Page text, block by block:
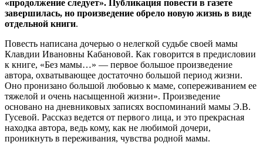
«продолжение следует». Публикация повести в газете
завершилась, но произведение обрело новую жизнь в виде
отдельной книги.
Повесть написана дочерью о нелегкой судьбе своей мамы
Клавдии Ивановны Кабановой. Как говорится в предисловии
к книге, «Без мамы…» — первое большое произведение
автора, охватывающее достаточно большой период жизни.
Оно пронизано большой любовью к маме, сопереживанием ее
тяжелой и очень насыщенной жизни». Произведение
основано на дневниковых записях воспоминаний мамы Э.В.
Гусевой. Рассказ ведется от первого лица, и это прекрасная
находка автора, ведь кому, как не любимой дочери,
проникнуть в переживания, чувства родной мамы.